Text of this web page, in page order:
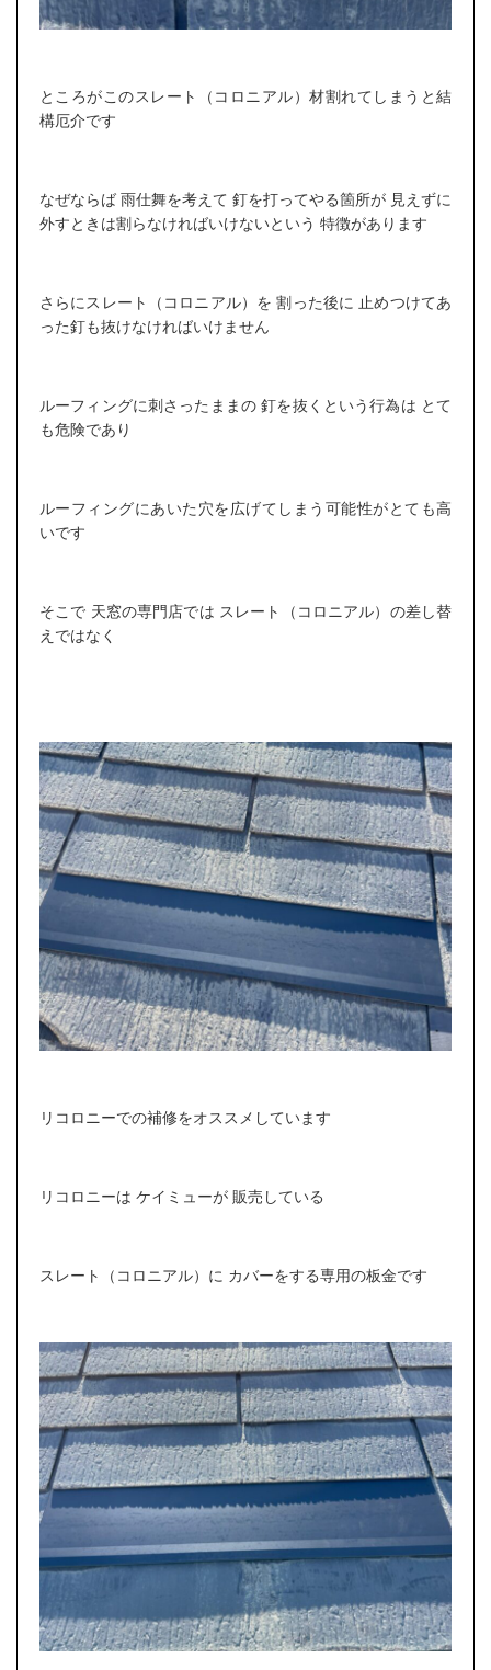
ところがこのスレート（コロニアル）材割れてしまうと結
構厄介です
なぜならば 雨仕舞を考えて 釘を打ってやる箇所が 見えずに
外すときは割らなければいけないという 特徴があります
さらにスレート（コロニアル）を 割った後に 止めつけてあ
った釘も抜けなければいけません
ルーフィングに刺さったままの 釘を抜くという行為は とて
も危険であり
ルーフィングにあいた穴を広げてしまう可能性がとても高
いです
そこで 天窓の専門店では スレート（コロニアル）の差し替
えではなく
リコロニーでの補修をオススメしています
リコロニーは ケイミューが 販売している
スレート（コロニアル）に カバーをする専用の板金です